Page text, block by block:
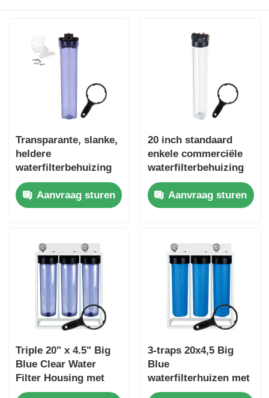
Transparante, slanke,
heldere
waterfilterbehuizing
van 20 inch met
drukontlastingsknop
Aanvraag sturen
20 inch standaard
enkele commerciële
waterfilterbehuizing
voorfiltratiesysteem
NPT / BSP
poortdrukontlasting
Aanvraag sturen
Triple 20" x 4.5" Big
Blue Clear Water
Filter Housing met
drukmeter C -C -C
3-traps 20x4,5 Big
Blue
waterfilterhuizen met
filterstandaard en